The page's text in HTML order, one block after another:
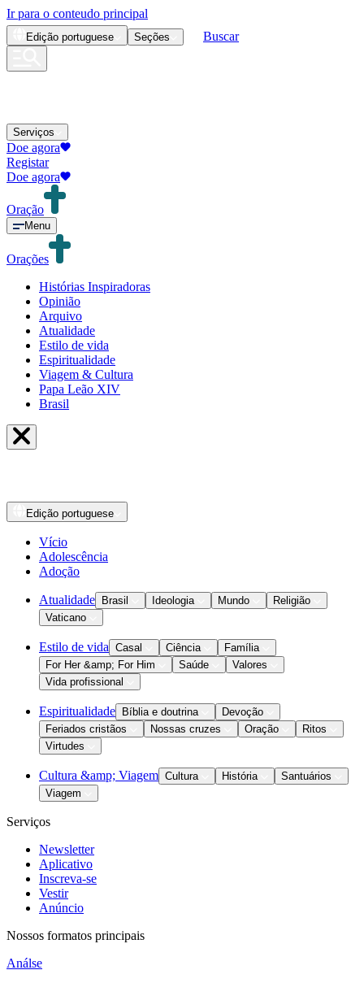
Ir para o conteudo principal
Edição portuguese Seções Buscar
Serviços
Doe agora
Registar
Doe agora
Oração
Menu
Orações
Histórias Inspiradoras
Opinião
Arquivo
Atualidade
Estilo de vida
Espiritualidade
Viagem & Cultura
Papa Leão XIV
Brasil
Edição portuguese
Vício
Adolescência
Adoção
Atualidade Brasil Ideologia Mundo
Religião
Vaticano
Estilo de vida Casal Ciência
Família
For Her &amp; For Him
Saúde
Valores
Vida profissional
Espiritualidade Bíblia e doutrina
Devoção
Feriados cristãos
Nossas cruzes Oração
Ritos
Virtudes
Cultura &amp; Viagem Cultura História
Santuários
Viagem
Serviços
Newsletter
Aplicativo
Inscreva-se
Vestir
Anúncio
Nossos formatos principais
Análse